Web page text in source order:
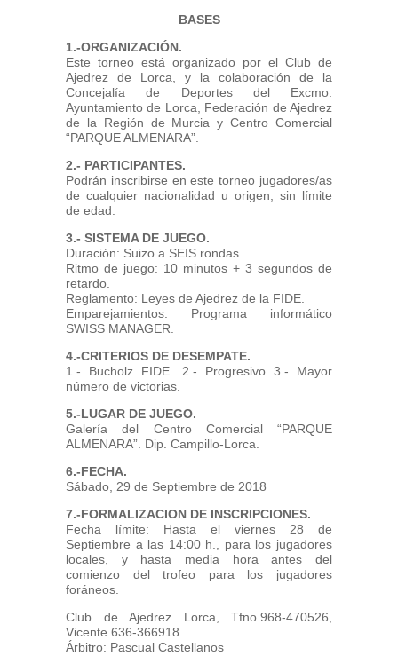
BASES
1.-ORGANIZACIÓN.
Este torneo está organizado por el Club de
Ajedrez de Lorca, y la colaboración de la
Concejalía de Deportes del Excmo.
Ayuntamiento de Lorca, Federación de Ajedrez
de la Región de Murcia y Centro Comercial
“PARQUE ALMENARA”.
2.- PARTICIPANTES.
Podrán inscribirse en este torneo jugadores/as
de cualquier nacionalidad u origen, sin límite
de edad.
3.- SISTEMA DE JUEGO.
Duración: Suizo a SEIS rondas
Ritmo de juego: 10 minutos + 3 segundos de
retardo.
Reglamento: Leyes de Ajedrez de la FIDE.
Emparejamientos: Programa informático
SWISS MANAGER.
4.-CRITERIOS DE DESEMPATE.
1.- Bucholz FIDE. 2.- Progresivo 3.- Mayor
número de victorias.
5.-LUGAR DE JUEGO.
Galería del Centro Comercial “PARQUE
ALMENARA”. Dip. Campillo-Lorca.
6.-FECHA.
Sábado, 29 de Septiembre de 2018
7.-FORMALIZACION DE INSCRIPCIONES.
Fecha límite: Hasta el viernes 28 de
Septiembre a las 14:00 h., para los jugadores
locales, y hasta media hora antes del
comienzo del trofeo para los jugadores
foráneos.
Club de Ajedrez Lorca, Tfno.968-470526,
Vicente 636-366918.
Árbitro: Pascual Castellanos